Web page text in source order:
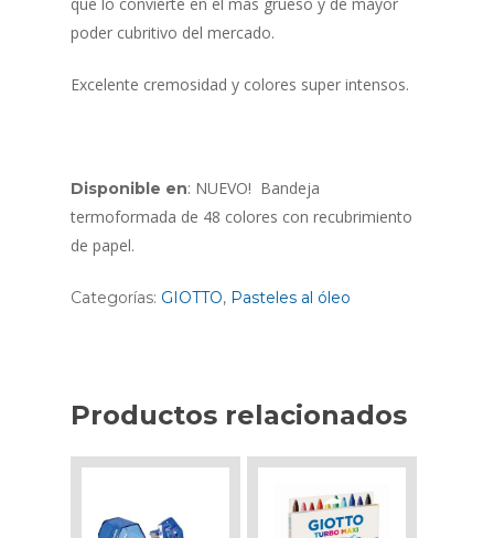
poder cubritivo del mercado.
Excelente cremosidad y colores super intensos.
Disponible en: NUEVO! Bandeja
termoformada de 48 colores con recubrimiento
de papel.
Categorías: GIOTTO, Pasteles al óleo
Productos relacionados